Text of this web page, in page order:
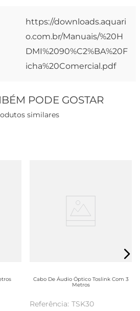
https://downloads.aquari
o.com.br/Manuais/%20H
DMI%2090%C2%BA%20F
icha%20Comercial.pdf
PODE GOSTAR
similares
Cabo De Áudio Óptico Toslink Com 3
Metros
TSK30